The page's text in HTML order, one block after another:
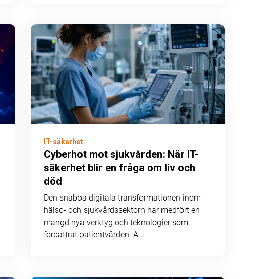
IT-säkerhet
Cyberhot mot sjukvården: När IT-
säkerhet blir en fråga om liv och
död
Den snabba digitala transformationen inom
hälso- och sjukvårdssektorn har medfört en
mängd nya verktyg och teknologier som
förbättrat patientvården. A...